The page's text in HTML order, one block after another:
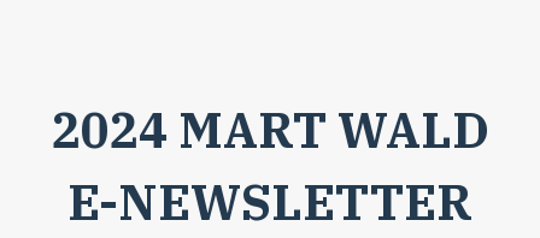
2024 MART WALD
E-NEWSLETTER